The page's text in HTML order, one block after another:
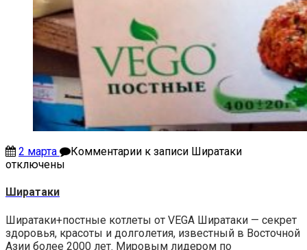
2 марта Комментарии к записи Ширатаки
отключены
Ширатаки
Ширатаки+постные котлеты от VEGA Ширатаки — секрет
здоровья, красоты и долголетия, известный в Восточной
Азии более 2000 лет. Мировым лидером по